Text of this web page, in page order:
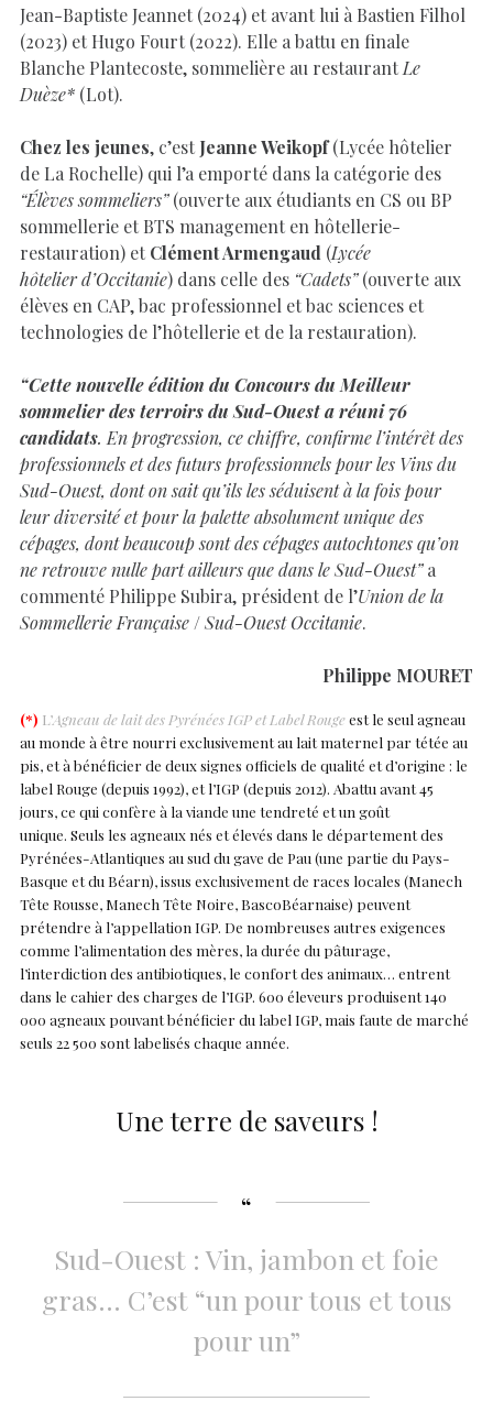
Jean-Baptiste Jeannet (2024) et avant lui à Bastien Filhol
(2023) et Hugo Fourt (2022). Elle a battu en finale
Blanche Plantecoste, sommelière au restaurant Le
Duèze* (Lot).
Chez les jeunes, c’est Jeanne Weikopf(Lycée hôtelier
de La Rochelle) qui l’a emporté dans la catégorie des
“Élèves sommeliers”(ouverte aux étudiants en CS ou BP
sommellerie et BTS management en hôtellerie-
restauration) et Clément Armengaud (Lycée
hôtelier d’Occitanie) dans celle des “Cadets”(ouverte aux
élèves en CAP, bac professionnel et bac sciences et
technologies de l’hôtellerie et de la restauration).
“Cette nouvelle édition du Concours du Meilleur
sommelier des terroirs du Sud-Ouest a réuni 76
candidats. En progression, ce chiffre, confirme l’intérêt des
professionnels et des futurs professionnels pour les Vins du
Sud-Ouest, dont on sait qu’ils les séduisent à la fois pour
leur diversité et pour la palette absolument unique des
cépages, dont beaucoup sont des cépages autochtones qu’on
ne retrouve nulle part ailleurs que dans le Sud-Ouest”a
commenté Philippe Subira, président de l’Union de la
Sommellerie Française /Sud-Ouest Occitanie.
Philippe MOURET
(*) L’Agneau de lait des Pyrénées IGP et Label Rougeest le seul agneau
au monde à être nourri exclusivement au lait maternel par tétée au
pis, et à bénéficier de deux signes officiels de qualité et d’origine : le
label Rouge (depuis 1992), et l’IGP (depuis 2012). Abattu avant 45
jours, ce qui confère à la viande une tendreté et un goût
unique. Seuls les agneaux nés et élevés dans le département des
Pyrénées-Atlantiques au sud du gave de Pau (une partie du Pays-
Basque et du Béarn), issus exclusivement de races locales (Manech
Tête Rousse, Manech Tête Noire, BascoBéarnaise) peuvent
prétendre à l’appellation IGP. De nombreuses autres exigences
comme l’alimentation des mères, la durée du pâturage,
l’interdiction des antibiotiques, le confort des animaux… entrent
dans le cahier des charges de l’IGP. 600 éleveurs produisent 140
000 agneaux pouvant bénéficier du label IGP, mais faute de marché
seuls 22 500 sont labelisés chaque année.
Une terre de saveurs !
Sud-Ouest : Vin, jambon et foie
gras… C’est “un pour tous et tous
pour un”